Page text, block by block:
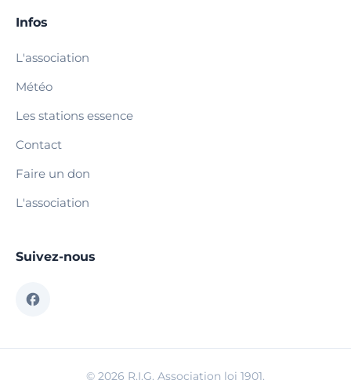
Infos
L'association
Météo
Les stations essence
Contact
Faire un don
L'association
Suivez-nous
© 2026 R.I.G. Association loi 1901.